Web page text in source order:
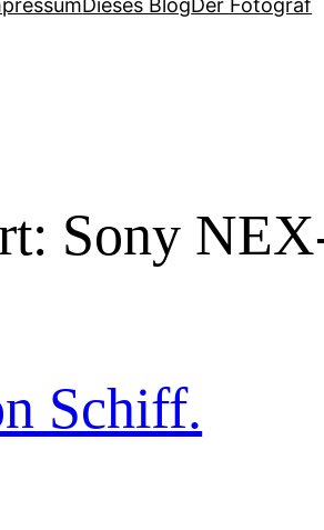
Dieses BlogDer Fotograf
Sony
Schiff.